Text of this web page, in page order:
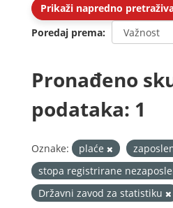
Prikaži napredno
Poredaj prema
Pronađeno
podataka: 1
Oznake: plaće
stopa registrirane
Državni zavod za statistiku